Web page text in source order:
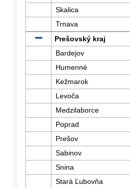
Skalica
Trnava
Prešovský kraj
Bardejov
Humenné
Kežmarok
Levoča
Medzilaborce
Poprad
Prešov
Sabinov
Snina
Stará Ľubovňa